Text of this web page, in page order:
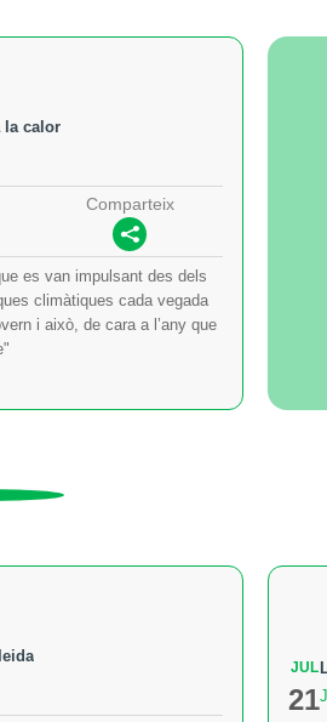
la calor
Comparteix
es van impulsant des dels
climàtiques cada vegada
i això, de cara a l’any que
JUL
21